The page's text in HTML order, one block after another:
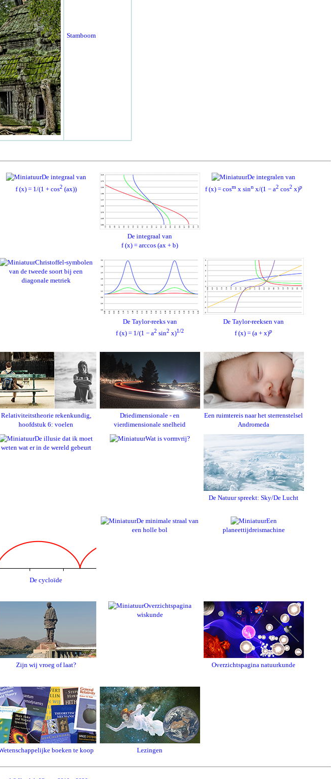
Stamboom
De integraal van
f (x) = 1/(1 + cos2 (ax))
De integraal van
f (x) = arccos (ax + b)
De integralen van
f (x) = cosmx sinnx/(1 − a2 cos2 x)p
Christoffel-symbolen
van de tweede soort bij een
diagonale metriek
De Taylor-reeks van
f (x) = 1/(1 − a2 sin2 x)1/2
De Taylor-reeksen van
f (x) = (a + x)p
Relativiteitstheorie rekenkundig,
hoofdstuk 6: voelen
Driedimensionale - en
vierdimensionale snelheid
Een ruimtereis naar het sterrenstelsel
Andromeda
De illusie dat ik moet
weten wat er in de wereld gebeurt
Wat is vormvrij?
De Natuur spreekt: Sky/De Lucht
De cycloïde
De minimale straal van
een holle bol
Een
planeettijdreismachine
Zijn wij vroeg of laat?
Overzichtspagina
wiskunde
Overzichtspagina natuurkunde
boeken te koop Lezingen